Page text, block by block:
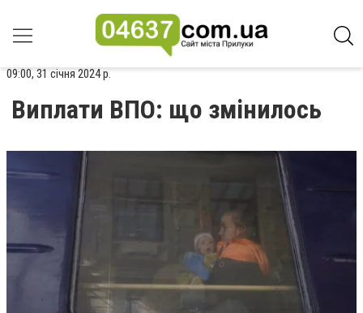
09:00, 31 січня 2024 р.
Виплати ВПО: що змінилось